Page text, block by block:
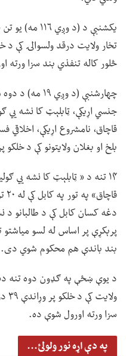
یکشنبې د (د
څلور کاله تنفذي بند سزا ورته
جنسي اړیکې، ټابلېټ کا نشه يي
قاچاق، نامشروع اړیکې، اخلاقي
بلخ او بغلان ولایتونو کې د
۱۴ تنه د « ټابلېټ کا نشه يي
قاچاق» په تور په کابل کې له ۲۰ تر ۳۹ دورې و وهل شول.
دغه کسان کابل کې د طالبانو
پرېکړې پر اساس له لسو
بند باندې هم محکوم شوي دی.
د یوې ښځې په ګډون دوه تنه
سزا ورته اورول شوې ده.
په دې اړه نور ولولئ...